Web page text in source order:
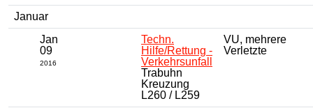
Januar
Jan
09
2016
Techn.
Hilfe/Rettung -
Verkehrsunfall
Trabuhn
Kreuzung
L260 / L259
VU, mehrere
Verletzte